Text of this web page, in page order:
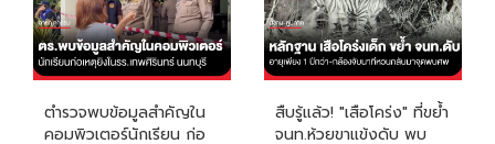
ตำรวจพบข้อมูลสำคัญใน
คอมพิวเตอร์นักเรียน ก่อ
สืบรู้แล้ว! "เสือโคร่ง" ที่ขย้ำ
จนท.ห้วยขาแข้งดับ พบ